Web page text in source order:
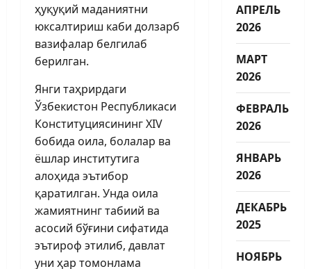
ҳуқуқий маданиятни
юксалтириш каби долзарб
вазифалар белгилаб
берилган.
Янги таҳрирдаги
Ўзбекистон Республикаси
Конституциясининг XIV
бобида оила, болалар ва
ёшлар институтига
алоҳида эътибор
қаратилган. Унда оила
жамиятнинг табиий ва
асосий бўғини сифатида
эътироф этилиб, давлат
уни ҳар томонлама
АПРЕЛЬ
2026
МАРТ
2026
ФЕВРАЛЬ
2026
ЯНВАРЬ
2026
ДЕКАБРЬ
2025
НОЯБРЬ